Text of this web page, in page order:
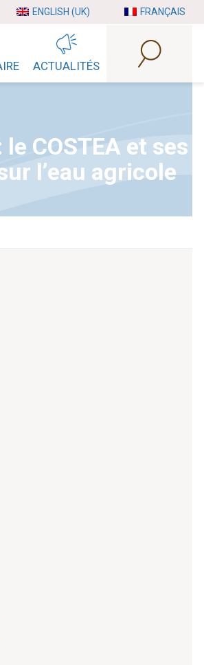
ENGLISH (UK) FRANÇAIS
ACTUALITÉS
COSTEA et ses
l’eau agricole